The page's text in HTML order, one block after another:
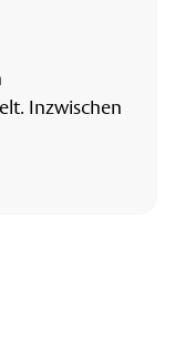
Inzwischen